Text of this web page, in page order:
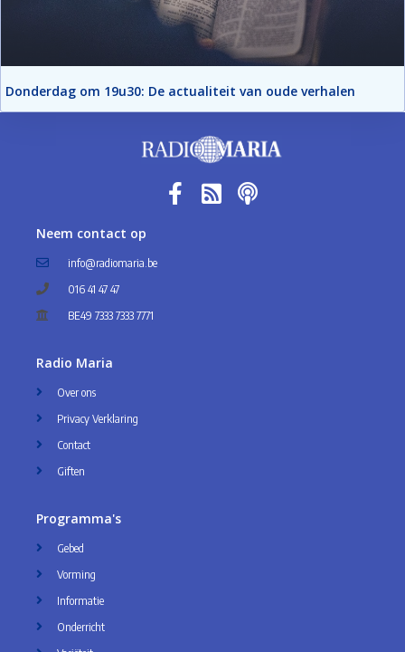
Donderdag om 19u30: De actualiteit van oude verhalen
Neem contact op
info@radiomaria.be
016 41 47 47
BE49 7333 7333 7771
Radio Maria
Over ons
Privacy Verklaring
Contact
Giften
Programma's
Gebed
Vorming
Informatie
Onderricht